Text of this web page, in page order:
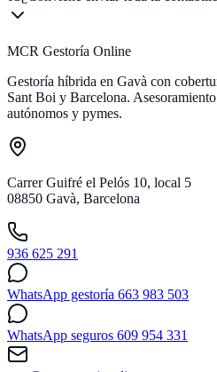
MCR Gestoría Online
Gestoría híbrida en Gavà con
Sant Boi y Barcelona.
autónomos y pymes.
Carrer Guifré el Pelós 10, local 5
08850 Gavà, Barcelona
936 625 291
WhatsApp gestoría 663 983 503
WhatsApp seguros 609 954 331